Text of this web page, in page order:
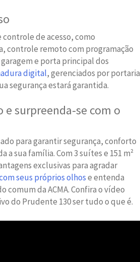
de acesso, como
controle remoto com programação
e porta principal dos
digital, gerenciados por portaria
segurança estará garantida.
e surpreenda-se com o
para garantir segurança, conforto
sua família. Com 3 suítes e 151 m²
exclusivas para agradar
seus próprios olhose entenda
comum da ACMA. Confira o vídeo
do Prudente 130 ser tudo o que é.